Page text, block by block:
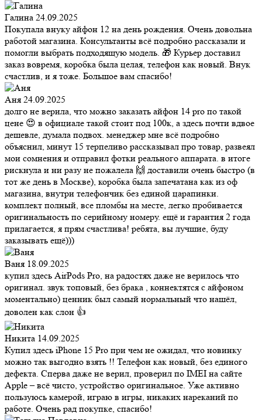
Галина 24.09.2025
Покупала внуку айфон 12 на день рождения. Очень довольна
работой магазина. Консультанты всё подробно рассказали и
помогли выбрать подходящую модель. 🎁 Курьер доставил
заказ вовремя, коробка была целая, телефон как новый. Внук
счастлив, и я тоже. Большое вам спасибо!
Аня 24.09.2025
долго не верила, что можно заказать айфон 14 pro по такой
цене 😍 в официале такой стоит под 100к, а здесь почти вдвое
дешевле, думала подвох. менеджер мне всё подробно
объяснил, минут 15 терпеливо рассказывал про товар, развеял
мои сомнения и отправил фотки реального аппарата. в итоге
рискнула и ни разу не пожалела 🙌 доставили очень быстро (в
тот же день в Москве), коробка была запечатана как из оф
магазина, внутри телефончик без единой царапинки.
комплект полный, все пломбы на месте, легко пробивается
оригинальность по серийному номеру. ещё и гарантия 2 года
прилагается, я прям счастлива! ребята, вы лучшие, буду
заказывать ещё)))
Ваня 18.09.2025
купил здесь AirPods Pro, на радостях даже не верилось что
оригинал. звук топовый, без брака , коннектятся с айфоном
моментально) ценник был самый нормальный что нашёл,
доволен как слон 👍
Никита 14.09.2025
Купил здесь iPhone 15 Pro при чем не ожидал, что новинку
можно так выгодно взять !! Телефон как новый, без единого
дефекта. Сперва даже не верил, проверил по IMEI на сайте
Apple – всё чисто, устройство оригинальное. Уже активно
пользуюсь камерой, играю в игры, никаких нареканий по
работе. Очень рад покупке, спасибо!